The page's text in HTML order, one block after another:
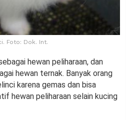
Foto: Dok. Int.
hewan peliharaan, dan
hewan ternak. Banyak orang
karena gemas dan bisa
hewan peliharaan selain kucing